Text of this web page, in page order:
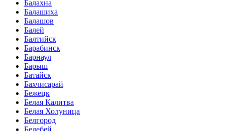
Балахна
Балашиха
Балашов
Балей
Балтийск
Барабинск
Барнаул
Барыш
Батайск
Бахчисарай
Бежецк
Белая Калитва
Белая Холуница
Белгород
Белебей